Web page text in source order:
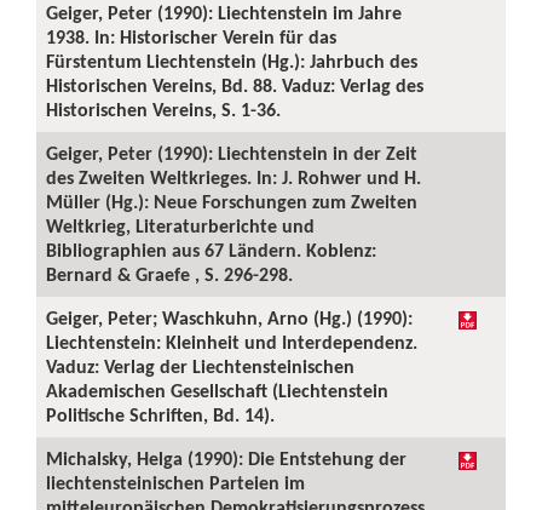
Geiger, Peter (1990): Liechtenstein im Jahre
1938. In: Historischer Verein für das
Fürstentum Liechtenstein (Hg.): Jahrbuch des
Historischen Vereins, Bd. 88. Vaduz: Verlag des
Historischen Vereins, S. 1-36.
Geiger, Peter (1990): Liechtenstein in der Zeit
des Zweiten Weltkrieges. In: J. Rohwer und H.
Müller (Hg.): Neue Forschungen zum Zweiten
Weltkrieg, Literaturberichte und
Bibliographien aus 67 Ländern. Koblenz:
Bernard & Graefe , S. 296-298.
Geiger, Peter; Waschkuhn, Arno (Hg.) (1990):
Liechtenstein: Kleinheit und Interdependenz.
Vaduz: Verlag der Liechtensteinischen
Akademischen Gesellschaft (Liechtenstein
Politische Schriften, Bd. 14).
Michalsky, Helga (1990): Die Entstehung der
liechtensteinischen Parteien im